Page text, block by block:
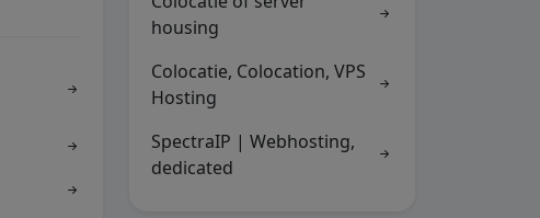
housing
Colocatie, Colocation, VPS
Hosting
SpectraIP | Webhosting,
dedicated